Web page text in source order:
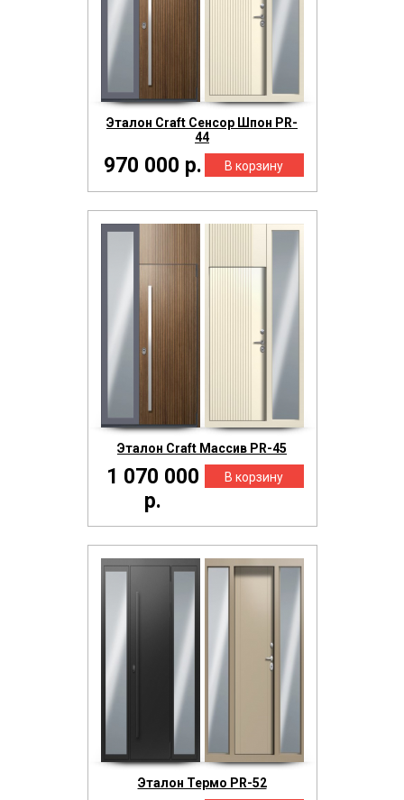
Эталон Craft Сенсор Шпон PR-
44
970 000 р.
Эталон Craft Массив PR-45
1 070 000
р.
Эталон Термо PR-52